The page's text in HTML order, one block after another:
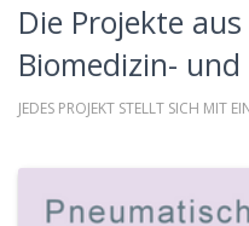
Die Projekte
Biomedizin-
JEDES PROJEKT STELLT SICH MIT